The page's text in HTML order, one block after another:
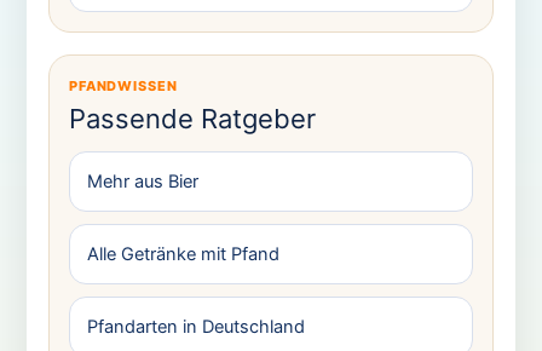
PFANDWISSEN
Passende Ratgeber
Mehr aus Bier
Alle Getränke mit Pfand
Pfandarten in Deutschland